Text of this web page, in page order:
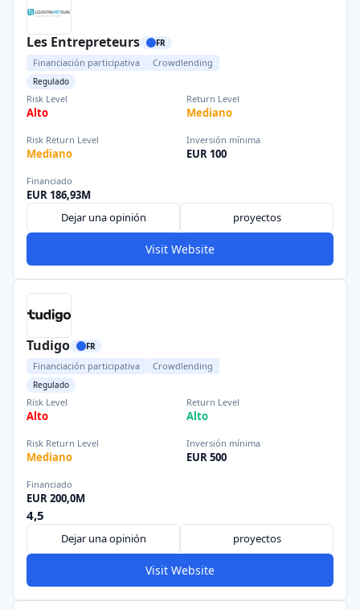
Les Entrepreteurs FR
Financiación participativa Crowdlending
Regulado
Risk Level
Alto
Return Level
Mediano
Risk Return Level
Mediano
Inversión mínima
EUR 100
Financiado
EUR 186,93M
Dejar una opinión
proyectos
Visit Website
Tudigo FR
Financiación participativa Crowdlending
Regulado
Risk Level
Alto
Return Level
Alto
Risk Return Level
Mediano
Inversión mínima
EUR 500
Financiado
EUR 200,0M
4,5
Dejar una opinión proyectos
Visit Website